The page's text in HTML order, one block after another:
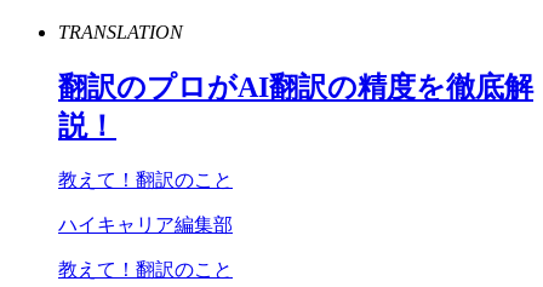
TRANSLATION
翻訳のプロがAI翻訳の精度を徹底解
説！
教えて！翻訳のこと
ハイキャリア編集部
教えて！翻訳のこと